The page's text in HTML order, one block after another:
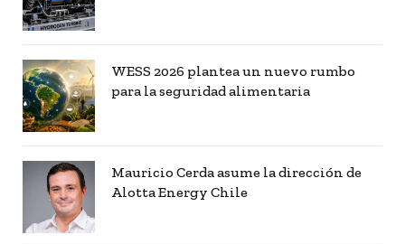
WESS 2026 plantea un nuevo rumbo
para la seguridad alimentaria
Mauricio Cerda asume la dirección de
Alotta Energy Chile